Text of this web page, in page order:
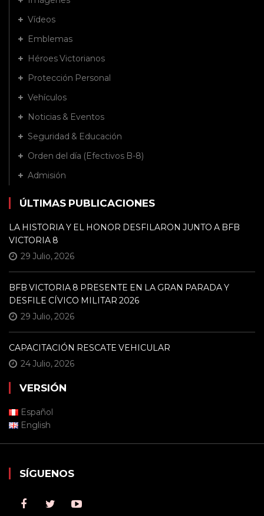
Vídeos
Emblemas
Héroes Victorianos
Protección Personal
Vehículos
Noticias & Eventos
Seguridad & Educación
Orden del día (Efectivos B-8)
Admisión
ÚLTIMAS PUBLICACIONES
LA HISTORIA Y EL HONOR DESFILARON JUNTO A BFB
VICTORIA 8
29 Julio, 2026
BFB VICTORIA 8 PRESENTE EN LA GRAN PARADA Y
DESFILE CÍVICO MILITAR 2026
29 Julio, 2026
CAPACITACIÓN RESCATE VEHICULAR
24 Julio, 2026
VERSIÓN
Español
English
SÍGUENOS